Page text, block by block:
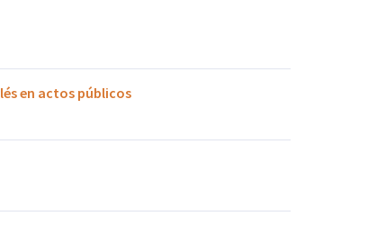
en actos públicos